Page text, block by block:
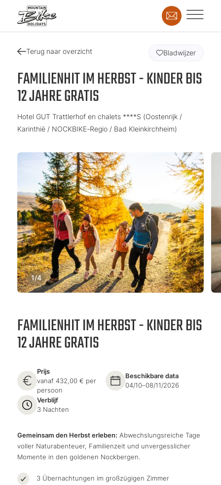
Terug naar overzicht
FAMILIENHIT IM HERBST - KINDER BIS
12 JAHRE GRATIS
Hotel GUT Trattlerhof en chalets ****S (Oostenrijk /
Karinthië / NOCKBIKE-Regio / Bad Kleinkirchheim)
Bladwijzer
1/4
FAMILIENHIT IM HERBST - KINDER BIS
12 JAHRE GRATIS
Prijs
vanaf 432,00 € per
persoon
Beschikbare data
04/10–08/11/2026
Verblijf
3 Nachten
Gemeinsam den Herbst erleben: Abwechslungsreiche Tage
voller Naturabenteuer, Familienzeit und unvergesslicher
Momente in den goldenen Nockbergen.
3 Übernachtungen im großzügigen Zimmer